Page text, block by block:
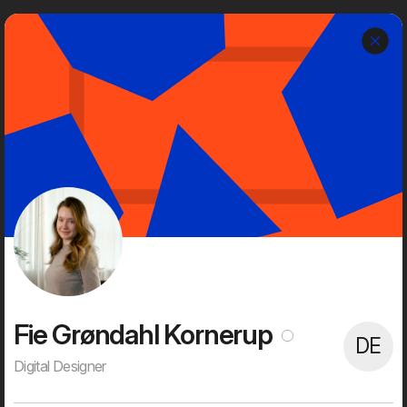
Dwarf
Dwarf er et uafhængigt, kreativt og tech-savvy digitalt bureau
med en rig historie og succesfulde kunder.
Vi er 60+ digitale ildsjæle med høje ambitioner på vores kunders
vegne. Alt bliver digitaliseret, og det er sjovt for vores kunder og
for os. Det giver mulighed for at skubbe alvorligt til status quo,
skabe stærke visuelle brugeroplevelser, nye digitale services og
effektivisere processer og forretningsgange. Dét er, hvad
digitalisering handler om for os. Det er, hvad vi brænder for. Og
Fie Grøndahl Kornerup
Digital Designer
DE